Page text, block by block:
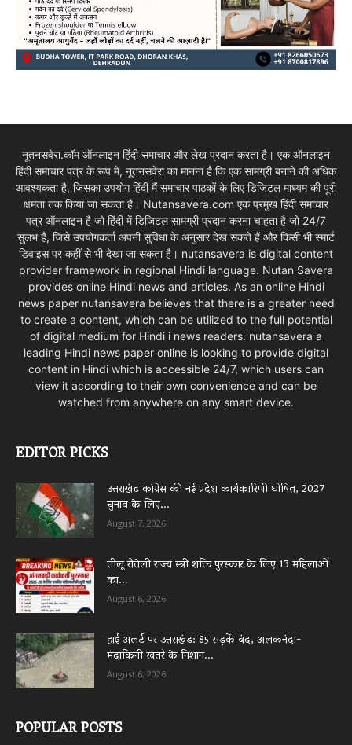
नूतनसवेरा.कॉम ऑनलाइन हिंदी समाचार और लेख प्रदान करता है। एक ऑनलाइन
हिंदी समाचार पत्र के रूप में, नूतनसवेरा का मानना है कि एक सामग्री बनाने की अधिक
आवश्यकता है, जिसका उपयोग हिंदी मैं समाचार पाठकों के लिए डिजिटल माध्यम की पूरी
क्षमता तक किया जा सकता है। Nutansavera.com एक प्रमुख हिंदी समाचार
पत्र ऑनलाइन है जो हिंदी में डिजिटल सामग्री प्रदान करना चाहता है जो 24/7
सुलभ है, जिसे उपयोगकर्ता अपनी सुविधा के अनुसार देख सकते हैं और किसी भी स्मार्ट
डिवाइस पर कहीं से भी देखा जा सकता है। nutansavera is digital content
provider framework in regional Hindi language. Nutan Savera
provides online Hindi news and articles. As an online Hindi
news paper nutansavera believes that there is a greater need
to create a content, which can be utilized to the full potential
of digital medium for Hindi i news readers. nutansavera a
leading Hindi news paper online is looking to provide digital
content in Hindi which is accessible 24/7, which users can
view it according to their own convenience and can be
watched from anywhere on any smart device.
EDITOR PICKS
उत्तराखंड कांग्रेस की नई प्रदेश कार्यकारिणी घोषित, 2027
चुनाव के लिए...
August 7, 2026
तीलू रौतेली राज्य स्त्री शक्ति पुरस्कार के लिए 13 महिलाओं
का...
August 6, 2026
हाई अलर्ट पर उत्तराखंड: 85 सड़कें बंद, अलकनंदा-
मंदाकिनी खतरे के निशान...
August 6, 2026
POPULAR POSTS